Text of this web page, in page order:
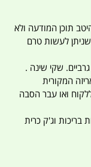
תוכן המודעה ולא
שניתן לעשות טרם
שקי שינה .
המקורית
ללקוח ואו עבר הסבה
בריכות וג'ק כרית